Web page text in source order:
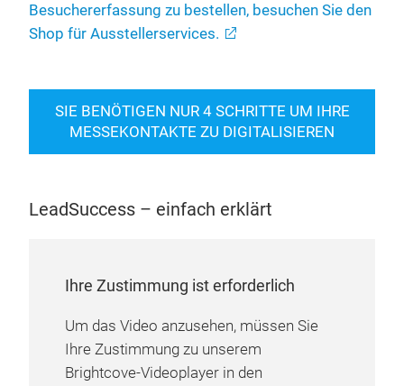
Besuchererfassung zu bestellen, besuchen Sie den
Shop für Ausstellerservices.
SIE BENÖTIGEN NUR 4 SCHRITTE UM IHRE
MESSEKONTAKTE ZU DIGITALISIEREN
LeadSuccess – einfach erklärt
Ihre Zustimmung ist erforderlich
Um das Video anzusehen, müssen Sie
Ihre Zustimmung zu unserem
Brightcove-Videoplayer in den